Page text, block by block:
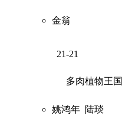
金翁
21-21
多肉植物王国
姚鸿年 陆琰